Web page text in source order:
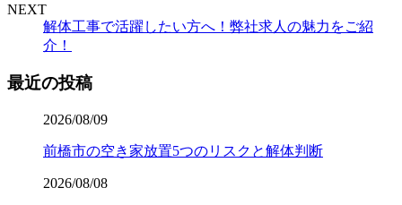
NEXT
解体工事で活躍したい方へ！弊社求人の魅力をご紹
介！
最近の投稿
2026/08/09
前橋市の空き家放置5つのリスクと解体判断
2026/08/08